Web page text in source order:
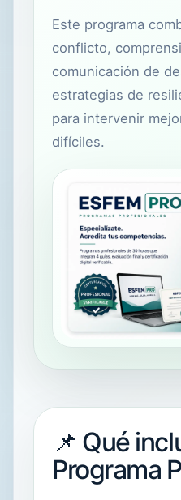
Este programa
conflicto,
comunicación de
estrategias de
para intervenir
difíciles.
📌 Qué
Programa